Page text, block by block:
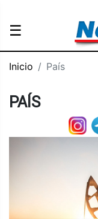
☰
Inicio País
PAÍS